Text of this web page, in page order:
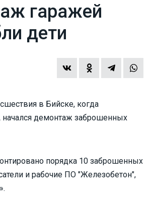
гаражей
дети
в Бийске, когда
начался демонтаж заброшенных
порядка 10 заброшенных
и рабочие ПО "Железобетон",